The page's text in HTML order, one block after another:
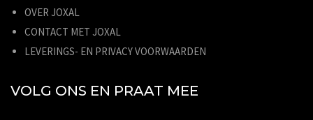
OVER JOXAL
CONTACT MET JOXAL
LEVERINGS- EN PRIVACY VOORWAARDEN
VOLG ONS EN PRAAT MEE